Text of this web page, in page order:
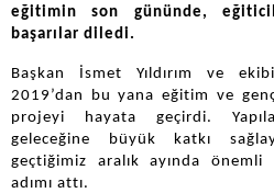
eğitimin son gününde,
başarılar diledi.
Başkan İsmet Yıldırım ve
2019’dan bu yana eğitim ve
projeyi hayata geçirdi.
geleceğine büyük katkı
geçtiğimiz aralık ayında
adımı attı.